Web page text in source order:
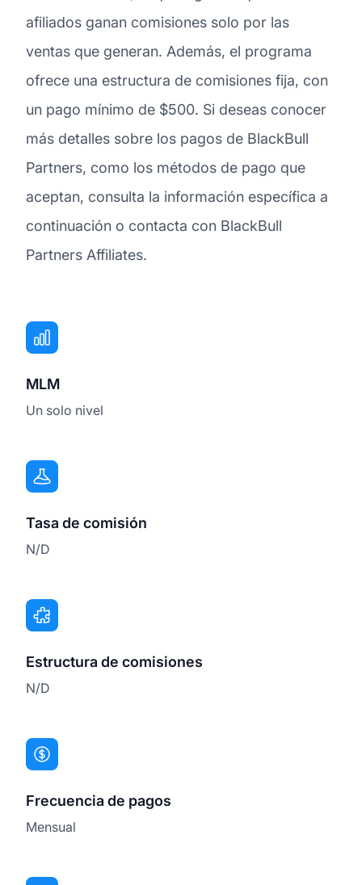
afiliados ganan comisiones solo por las
ventas que generan. Además, el programa
ofrece una estructura de comisiones fija, con
un pago mínimo de $500. Si deseas conocer
más detalles sobre los pagos de BlackBull
Partners, como los métodos de pago que
aceptan, consulta la información específica a
continuación o contacta con BlackBull
Partners Affiliates.
MLM
Un solo nivel
Tasa de comisión
N/D
Estructura de comisiones
N/D
Frecuencia de pagos
Mensual